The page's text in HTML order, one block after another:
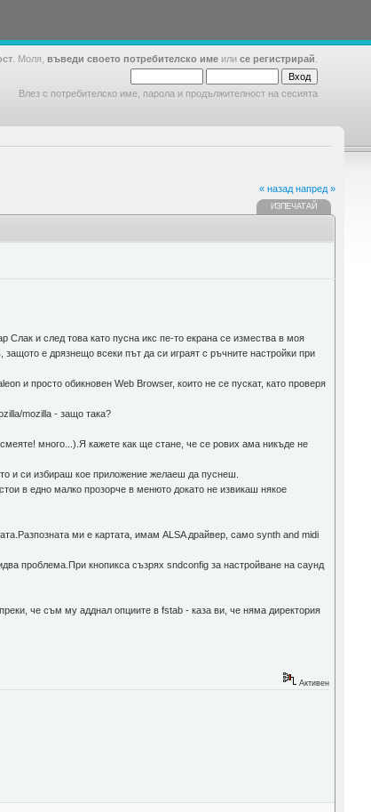
. Моля, въведи своето потребителско име или се регистрирай
Влез с потребителско име, парола и продължителност на сесията
« назад напред »
ИЗПЕЧАТАЙ
Слак и след това като пусна икс пе-то екрана се измества в моя
е дрязнещо всеки път да си играят с ръчните настройки при
и просто обикновен Web Browser, които не се пускат, като проверя
mozilla - защо така?
много...).Я кажете как ще стане, че се рових ама никъде не
и си избираш кое приложение желаеш да пуснеш.
в едно малко прозорче в менюто докато не извикаш някое
ми е картата, имам ALSA драйвер, само synth and midi
проблема.При кнопикса съзрях sndconfig за настройване на саунд
че съм му адднал опциите в fstab - каза ви, че няма директория
Активен